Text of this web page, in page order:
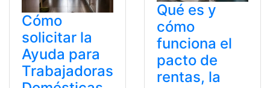
Cómo
solicitar la
Ayuda para
Trabajadoras
Qué es y
cómo
funciona el
pacto de
rentas, la